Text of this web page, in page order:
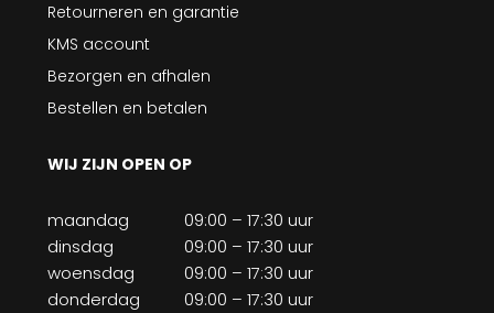
Retourneren en garantie
KMS account
Bezorgen en afhalen
Bestellen en betalen
WIJ ZIJN OPEN OP
maandag
09:00 – 17:30 uur
dinsdag
09:00 – 17:30 uur
woensdag
09:00 – 17:30 uur
donderdag
09:00 – 17:30 uur